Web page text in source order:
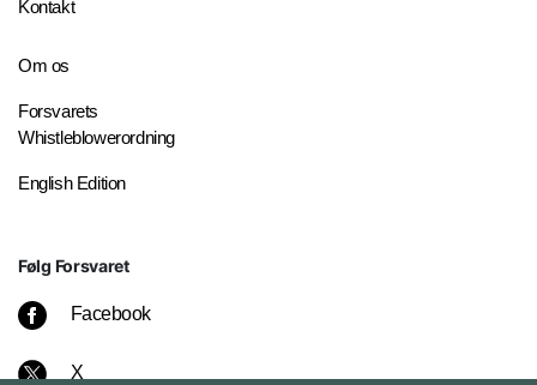
Kontakt
Om os
Forsvarets
Whistleblowerordning
English Edition
Følg Forsvaret
Facebook
X